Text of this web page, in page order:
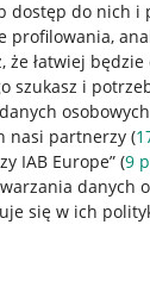
dostęp do nich i
profilowania,
że łatwiej
szukasz i
nasi partnerzy (
IAB Europe” (9
danych
się w ich